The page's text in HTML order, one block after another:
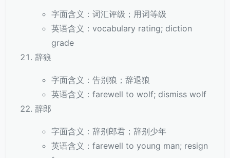
字面含义：词汇评级；用词等级
英语含义：vocabulary rating; diction
grade
辞狼
字面含义：告别狼；辞退狼
英语含义：farewell to wolf; dismiss wolf
辞郎
字面含义：辞别郎君；辞别少年
英语含义：farewell to young man; resign